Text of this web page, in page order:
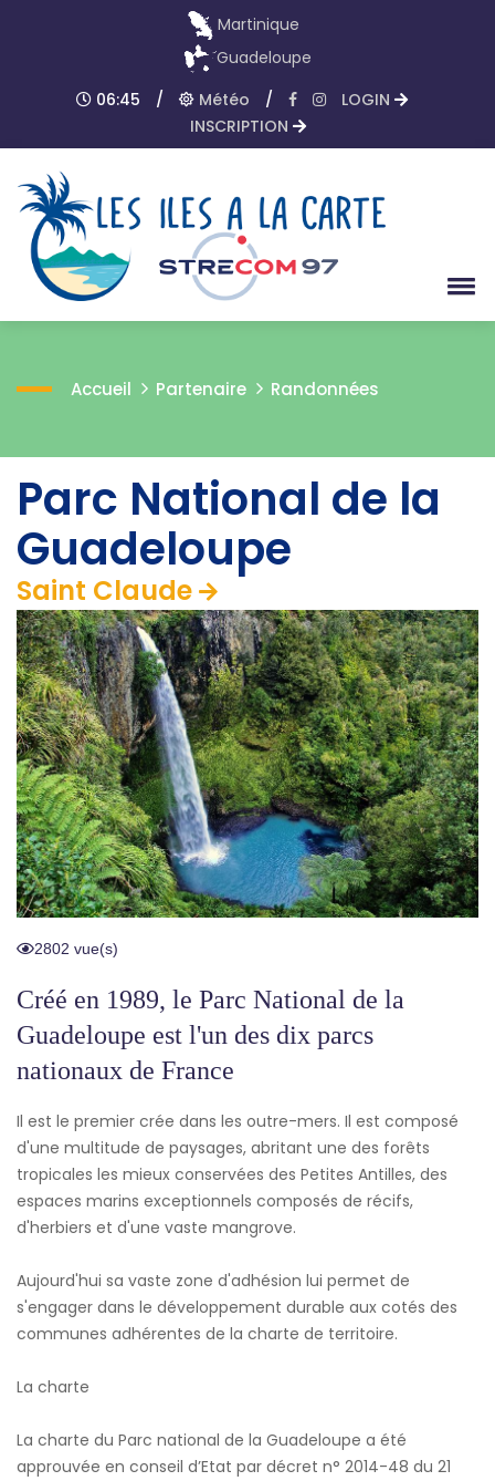
Martinique
Guadeloupe
06:45
/ Météo /
LOGIN
INSCRIPTION
Accueil Partenaire Randonnées
Parc National de la
Guadeloupe
Saint Claude
2802 vue(s)
Créé en 1989, le Parc National de la
Guadeloupe est l'un des dix parcs
nationaux de France
Il est le premier crée dans les outre-mers. Il est composé
d'une multitude de paysages, abritant une des forêts
tropicales les mieux conservées des Petites Antilles, des
espaces marins exceptionnels composés de récifs,
d'herbiers et d'une vaste mangrove.
Aujourd'hui sa vaste zone d'adhésion lui permet de
s'engager dans le développement durable aux cotés des
communes adhérentes de la charte de territoire.
La charte
La charte du Parc national de la Guadeloupe a été
approuvée en conseil d’Etat par décret n° 2014-48 du 21